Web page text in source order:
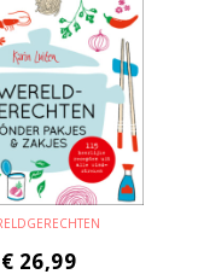
€ 26,99